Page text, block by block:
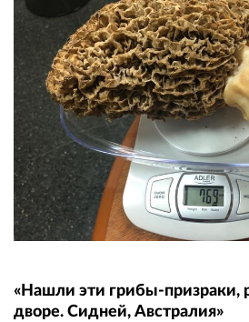
«Нашли эти грибы-призраки,
дворе. Сидней, Австралия»